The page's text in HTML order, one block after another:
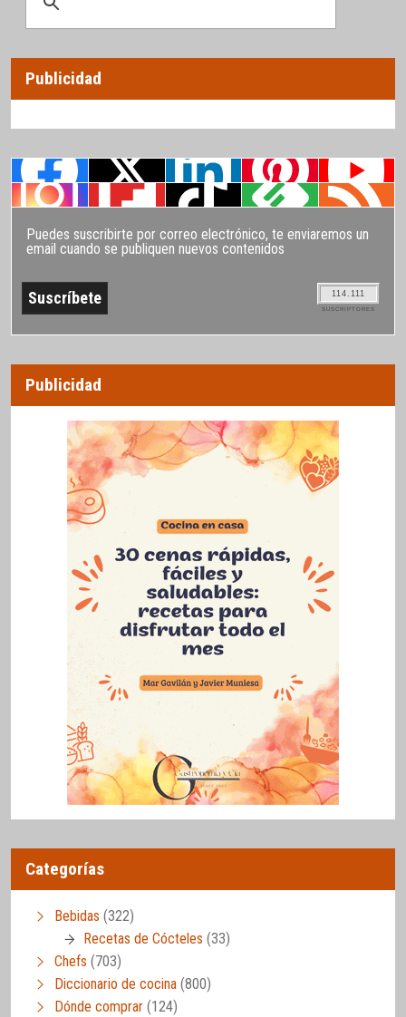
Publicidad
Puedes suscribirte por correo electrónico, te enviaremos un
email cuando se publiquen nuevos contenidos
114.111
SUSCRIPTORES
Publicidad
Categorías
Bebidas (322)
Recetas de Cócteles (33)
Chefs (703)
Diccionario de cocina (800)
Dónde comprar (124)